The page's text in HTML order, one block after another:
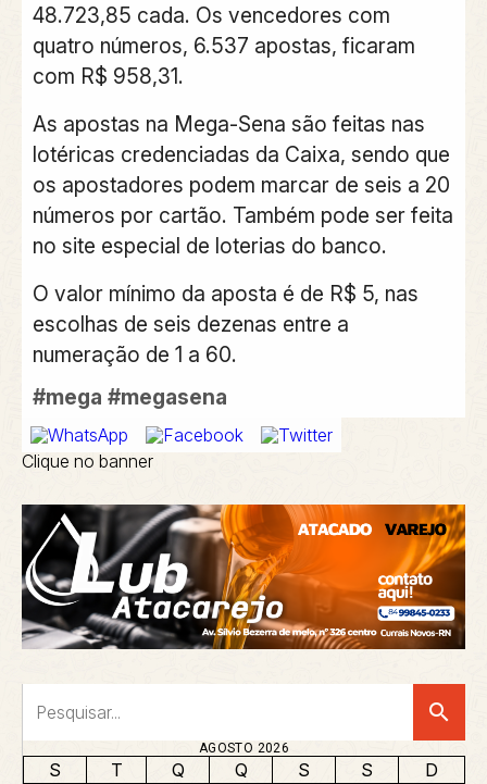
48.723,85 cada. Os vencedores com
quatro números, 6.537 apostas, ficaram
com R$ 958,31.
As apostas na Mega-Sena são feitas nas
lotéricas credenciadas da Caixa, sendo que
os apostadores podem marcar de seis a 20
números por cartão. Também pode ser feita
no site especial de loterias do banco.
O valor mínimo da aposta é de R$ 5, nas
escolhas de seis dezenas entre a
numeração de 1 a 60.
#mega #megasena
Clique no banner
search
AGOSTO 2026
S T Q Q S S
D